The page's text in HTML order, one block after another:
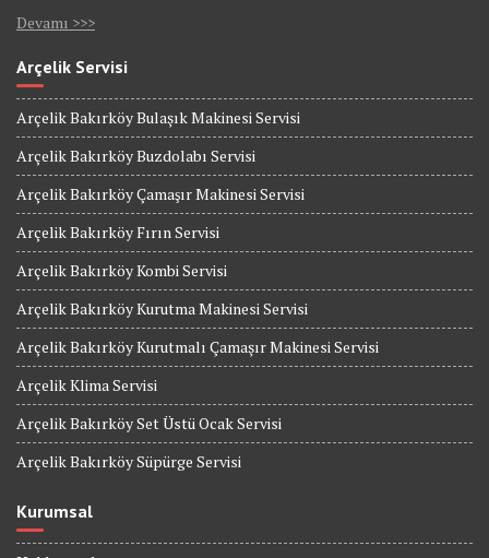
Devamı >>>
Arçelik Servisi
Arçelik Bakırköy Bulaşık Makinesi Servisi
Arçelik Bakırköy Buzdolabı Servisi
Arçelik Bakırköy Çamaşır Makinesi Servisi
Arçelik Bakırköy Fırın Servisi
Arçelik Bakırköy Kombi Servisi
Arçelik Bakırköy Kurutma Makinesi Servisi
Arçelik Bakırköy Kurutmalı Çamaşır Makinesi Servisi
Arçelik Klima Servisi
Arçelik Bakırköy Set Üstü Ocak Servisi
Arçelik Bakırköy Süpürge Servisi
Kurumsal